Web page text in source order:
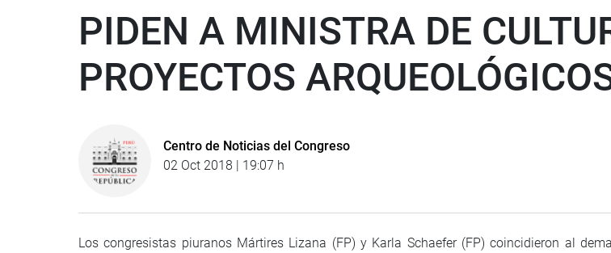
PIDEN A MINISTRA DE
PROYECTOS
Centro de Noticias del Congreso
02 Oct 2018 | 19:07 h
Los congresistas piuranos Mártires Lizana (FP) y Karla Schaefer (FP) coincidieron al